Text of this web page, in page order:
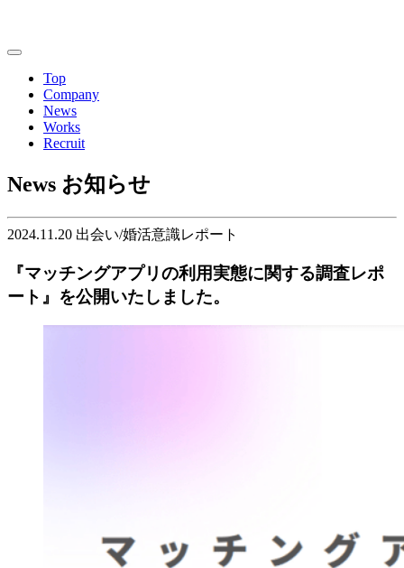
Top
Company
News
Works
Recruit
News お知らせ
2024.11.20 出会い/婚活意識レポート
『マッチングアプリの利用実態に関する調査レポ
ート』を公開いたしました。